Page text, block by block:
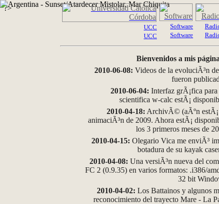
?>
UCC
UCC
Software
Software
Bienvenidos a mis
2010-06-08: Videos de la evoluciÃ³n
fueron
2010-06-04: Interfaz grÃ¡fica
scientifica w-calc estÃ¡
2010-04-18: ArchivÃ© (aÃºn
animaciÃ³n de 2009. Ahora estÃ¡
los 3 primeros meses de
2010-04-15: Olegario Vica me enviÃ³
botadura de su kayak
2010-04-08: Una versiÃ³n nueva del
FC 2 (0.9.35) en varios formatos: .i386/
32 bit
2010-04-02: Los Battainos y algunos
reconocimiento del trayecto Mare - La